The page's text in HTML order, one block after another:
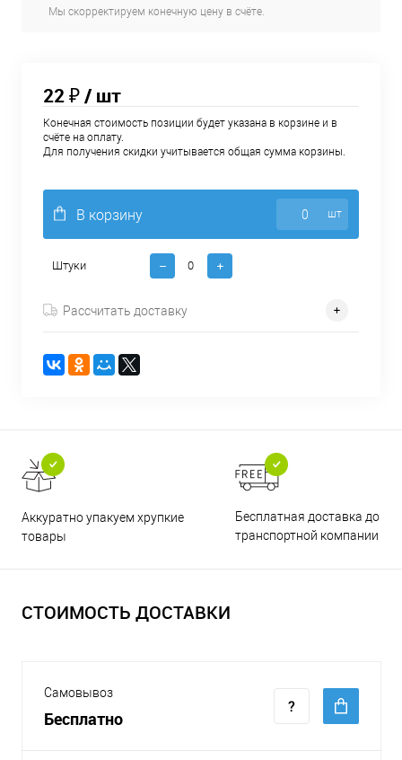
Мы скорректируем конечную цену в счёте.
22 ₽/ шт
Конечная стоимость позиции будет указана в корзине и в
счёте на оплату.
Для получения скидки учитывается общая сумма корзины.
В корзину шт
Штуки
Рассчитать доставку
Аккуратно упакуем хрупкие
товары
Бесплатная доставка до
транспортной компании
СТОИМОСТЬ ДОСТАВКИ
Самовывоз
Бесплатно